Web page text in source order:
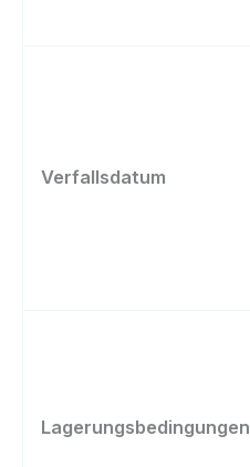
Verfallsdatum
Lagerungsbedingungen